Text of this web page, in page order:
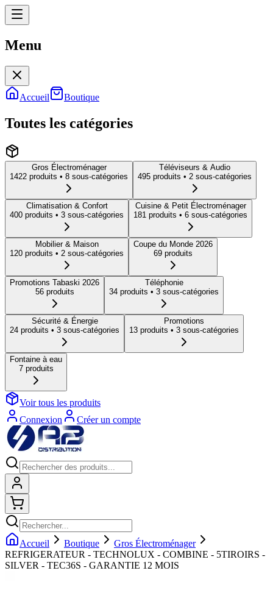
Menu
Accueil Boutique
Toutes les catégories
Gros Électroménager
1422 produits • 8 sous-catégories
Téléviseurs & Audio
495 produits • 2 sous-catégories
Climatisation & Confort
400 produits • 3 sous-catégories
Cuisine & Petit Électroménager
181 produits • 6 sous-catégories
Mobilier & Maison
120 produits • 2 sous-catégories
Coupe du Monde 2026
69 produits
Promotions Tabaski 2026
56produits
Téléphonie
34 produits • 3 sous-catégories
Sécurité & Énergie
24 produits • 3 sous-catégories
Promotions
13 produits • 3 sous-catégories
Fontaine à eau
7produits
Voir tous les produits
Connexion
Créer un compte
Accueil Boutique
Gros Électroménager
REFRIGERATEUR - TECHNOLUX - COMBINE - 5TIROIRS -
SILVER - TEC36S - GARANTIE 12 MOIS